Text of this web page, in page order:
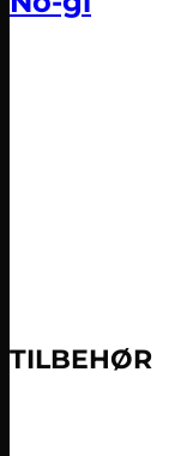
TILBEHØR